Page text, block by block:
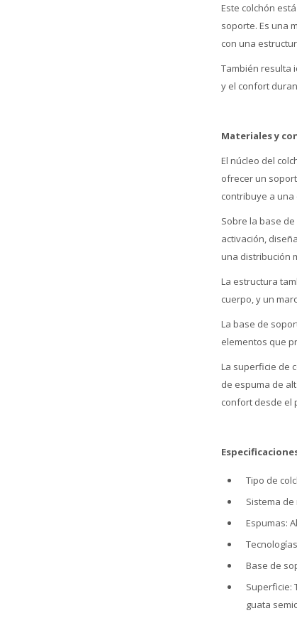
Este colchón
soporte. Es una
con una
También resulta
y el confort
Materiales y
El núcleo del
ofrecer un
contribuye a
Sobre la base
activación,
una distribución
La estructura
cuerpo, y un
La base de
elementos que
La superficie de
de espuma de
confort desde el
Tipo de
Sistema de
Espumas:
Base de
Superficie:
guata